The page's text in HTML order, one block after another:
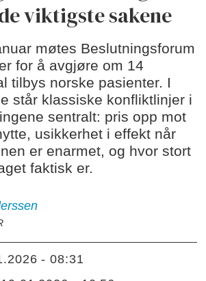
viktigste sakene
møtes Beslutningsforum
for å avgjøre om 14
tilbys norske pasienter. I
står klassiske konfliktlinjer i
sentralt: pris opp mot
usikkerhet i effekt når
er enarmet, og hvor stort
faktisk er.
- 08:31